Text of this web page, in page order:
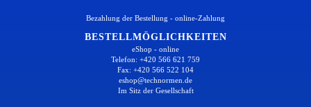
Bezahlung der Bestellung - online-Zahlung
BESTELLMÖGLICHKEITEN
eShop - online
Telefon: +420 566 621 759
Fax: +420 566 522 104
eshop@technormen.de
Im Sitz der Gesellschaft